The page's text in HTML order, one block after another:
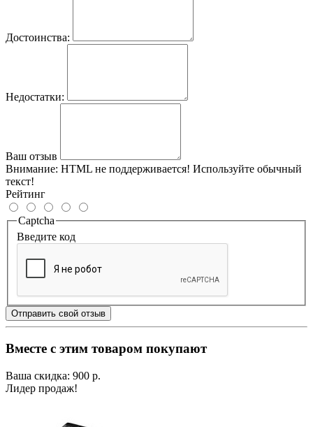
Достоинства:
Недостатки:
Ваш отзыв
Внимание: HTML не поддерживается! Используйте обычный
текст!
Рейтинг
Captcha
Введите код
Отправить свой отзыв
Вместе с этим товаром покупают
Ваша скидка: 900 р.
Лидер продаж!